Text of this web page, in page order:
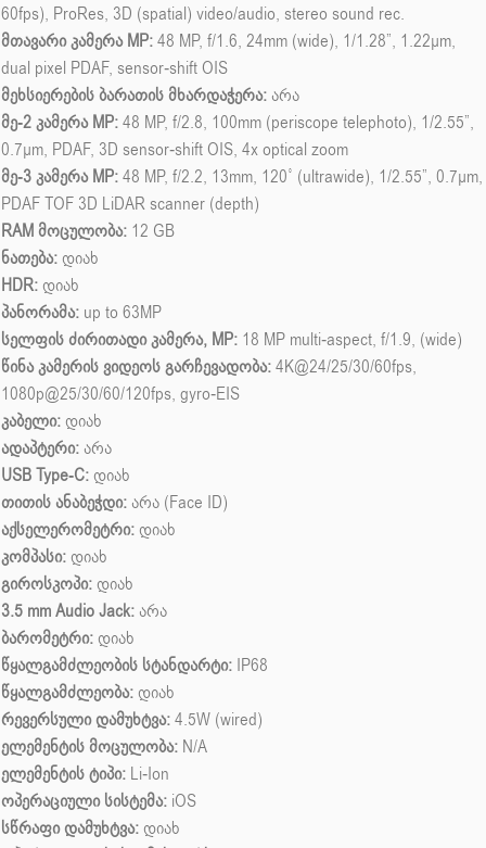
60fps), ProRes, 3D (spatial) video/audio, stereo sound rec.
მთავარი კამერა MP:48 MP, f/1.6, 24mm (wide), 1/1.28”, 1.22µm,
dual pixel PDAF, sensor-shift OIS
მეხსიერების ბარათის მხარდაჭერა:არა
მე-2 კამერა MP:48 MP, f/2.8, 100mm (periscope telephoto), 1/2.55”,
0.7µm, PDAF, 3D sensor‑shift OIS, 4x optical zoom
მე-3 კამერა MP:48 MP, f/2.2, 13mm, 120˚ (ultrawide), 1/2.55”, 0.7µm,
PDAF TOF 3D LiDAR scanner (depth)
RAM მოცულობა: 12 GB
ნათება: დიახ
HDR: დიახ
პანორამა: up to 63MP
სელფის ძირითადი კამერა, MP: 18 MP multi-aspect, f/1.9, (wide)
წინა კამერის ვიდეოს გარჩევადობა:4K@24/25/30/60fps,
1080p@25/30/60/120fps, gyro-EIS
კაბელი: დიახ
ადაპტერი:არა
USB Type-C: დიახ
თითის ანაბეჭდი:არა (Face ID)
აქსელერომეტრი: დიახ
კომპასი: დიახ
გიროსკოპი: დიახ
3.5 mm Audio Jack:არა
ბარომეტრი: დიახ
წყალგამძლეობის სტანდარტი: IP68
წყალგამძლეობა: დიახ
რევერსული დამუხტვა:4.5W (wired)
ელემენტის მოცულობა: N/A
ელემენტის ტიპი: Li-Ion
ოპერაციული სისტემა: iOS
სწრაფი დამუხტვა: დიახ